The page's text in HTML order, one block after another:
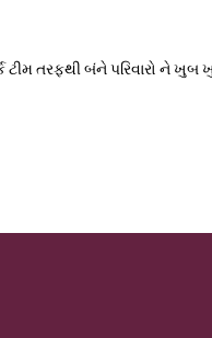
ટીમ તરફથી બંને પરિવારો ને